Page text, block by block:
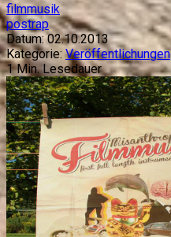
filmmusik
postrap
Datum: 02.10.2013
Kategorie: Veröffentlichungen
1Min. Lesedauer